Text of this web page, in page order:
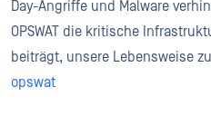
Day-Angriffe und Malware
OPSWAT die kritische
beiträgt, unsere Lebensweise
opswat